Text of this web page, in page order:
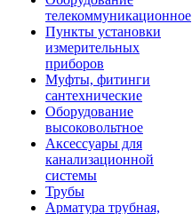
телекоммуникационное
Пункты установки
измерительных
приборов
Муфты, фитинги
сантехнические
Оборудование
высоковольтное
Аксессуары для
канализационной
системы
Трубы
Арматура трубная,